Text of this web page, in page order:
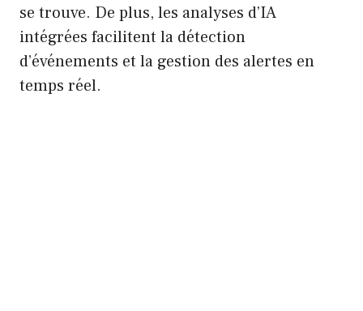
se trouve. De plus, les analyses d’IA
intégrées facilitent la détection
d’événements et la gestion des alertes en
temps réel.